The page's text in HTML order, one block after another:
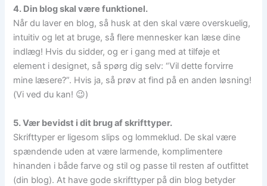
4. Din blog skal være funktionel.
Når du laver en blog, så husk at den skal være overskuelig,
intuitiv og let at bruge, så flere mennesker kan læse dine
indlæg! Hvis du sidder, og er i gang med at tilføje et
element i designet, så spørg dig selv: “Vil dette forvirre
mine læsere?”. Hvis ja, så prøv at find på en anden løsning!
(Vi ved du kan! 😉)
5. Vær bevidst i dit brug af skrifttyper.
Skrifttyper er ligesom slips og lommeklud. De skal være
spændende uden at være larmende, komplimentere
hinanden i både farve og stil og passe til resten af outfittet
(din blog). At have gode skrifttyper på din blog betyder